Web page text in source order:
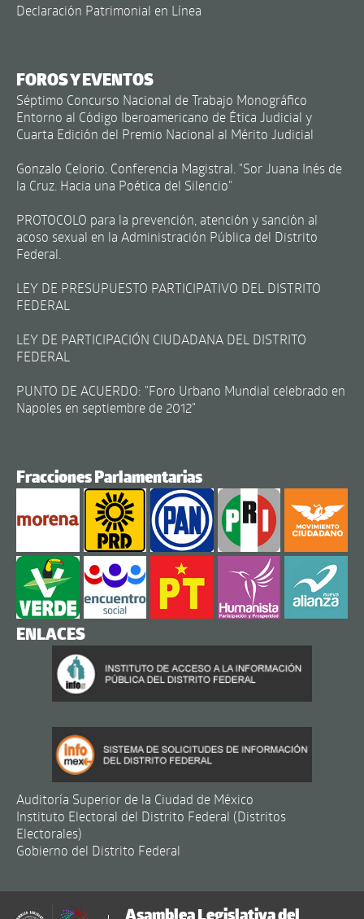
Declaración Patrimonial en Línea
FOROS Y EVENTOS
Séptimo Concurso Nacional de Trabajo Monográfico
Entorno al Código Iberoamericano de Ética Judicial y
Cuarta Edición del Premio Nacional al Mérito Judicial
Gonzalo Celorio. Conferencia Magistral. "Sor Juana Inés de
la Cruz. Hacia una Poética del Silencio"
PROTOCOLO para la prevención, atención y sanción al
acoso sexual en la Administración Pública del Distrito
Federal.
LEY DE PRESUPUESTO PARTICIPATIVO DEL DISTRITO
FEDERAL
LEY DE PARTICIPACIÓN CIUDADANA DEL DISTRITO
FEDERAL
PUNTO DE ACUERDO: "Foro Urbano Mundial celebrado en
Napoles en septiembre de 2012"
Fracciones Parlamentarias
ENLACES
Auditoría Superior de la Ciudad de México
Instituto Electoral del Distrito Federal (Distritos
Electorales)
Gobierno del Distrito Federal